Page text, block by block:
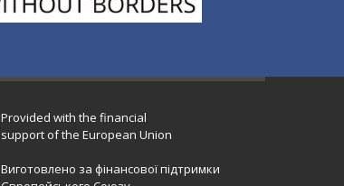
Provided with the financial
support of the European Union
Виготовлено за фінансової підтримки